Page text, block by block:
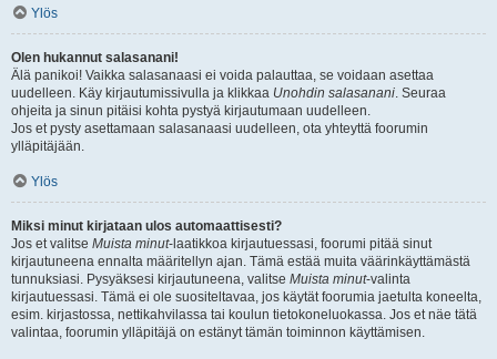
Ylös
Olen hukannut salasanani!
Älä panikoi! Vaikka salasanaasi ei voida palauttaa, se voidaan asettaa
uudelleen. Käy kirjautumissivulla ja klikkaa Unohdin salasanani. Seuraa
ohjeita ja sinun pitäisi kohta pystyä kirjautumaan uudelleen.
Jos et pysty asettamaan salasanaasi uudelleen, ota yhteyttä foorumin
ylläpitäjään.
Ylös
Miksi minut kirjataan ulos automaattisesti?
Jos et valitse Muista minut-laatikkoa kirjautuessasi, foorumi pitää sinut
kirjautuneena ennalta määritellyn ajan. Tämä estää muita väärinkäyttämästä
tunnuksiasi. Pysyäksesi kirjautuneena, valitse Muista minut-valinta
kirjautuessasi. Tämä ei ole suositeltavaa, jos käytät foorumia jaetulta koneelta,
esim. kirjastossa, nettikahvilassa tai koulun tietokoneluokassa. Jos et näe tätä
valintaa, foorumin ylläpitäjä on estänyt tämän toiminnon käyttämisen.